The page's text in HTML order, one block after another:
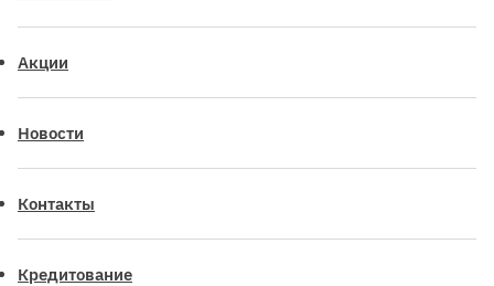
Акции
Новости
Контакты
Кредитование